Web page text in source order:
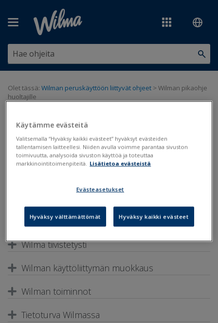
Olet tässä: Wilman peruskäyttöön liittyvät ohjeet >Wilman pikaohje
huoltajille
Wilman pikaohje huoltajille
Pikaohje
Päivitetty viimeksi: 21.12.2023
Wilman käyttö edellyttää Wilma-tunnusta. Wilmaa voi käyttää
Wilma tiivistetysti
Wilman käyttöliittymän muokkaus
Wilman toiminnot
Tietoturva Wilmassa
Käytämme evästeitä
Valitsemalla “Hyväksy kaikki evästeet” hyväksyt evästeiden
tallentamisen laitteellesi. Niiden avulla voimme parantaa sivuston
toimivuutta, analysoida sivuston käyttöä ja toteuttaa
markkinointitoimenpiteitä. Lisätietoa evästeistä
Evästeasetukset
Hyväksy välttämättömät Hyväksy kaikki evästeet